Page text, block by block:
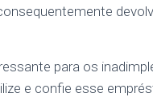
para os
e confie esse